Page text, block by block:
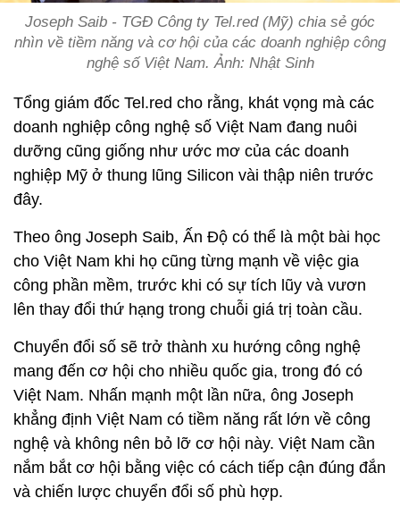
Joseph Saib - TGĐ Công ty Tel.red (Mỹ) chia sẻ góc
nhìn về tiềm năng và cơ hội của các doanh nghiệp công
nghệ số Việt Nam. Ảnh: Nhật Sinh
Tổng giám đốc Tel.red cho rằng, khát vọng mà các
doanh nghiệp công nghệ số Việt Nam đang nuôi
dưỡng cũng giống như ước mơ của các doanh
nghiệp Mỹ ở thung lũng Silicon vài thập niên trước
đây.
Theo ông Joseph Saib, Ấn Độ có thể là một bài học
cho Việt Nam khi họ cũng từng mạnh về việc gia
công phần mềm, trước khi có sự tích lũy và vươn
lên thay đổi thứ hạng trong chuỗi giá trị toàn cầu.
Chuyển đổi số sẽ trở thành xu hướng công nghệ
mang đến cơ hội cho nhiều quốc gia, trong đó có
Việt Nam. Nhấn mạnh một lần nữa, ông Joseph
khẳng định Việt Nam có tiềm năng rất lớn về công
nghệ và không nên bỏ lỡ cơ hội này. Việt Nam cần
nắm bắt cơ hội bằng việc có cách tiếp cận đúng đắn
và chiến lược chuyển đổi số phù hợp.